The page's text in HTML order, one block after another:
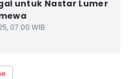
untuk Nastar Lumer
07:00 WIB